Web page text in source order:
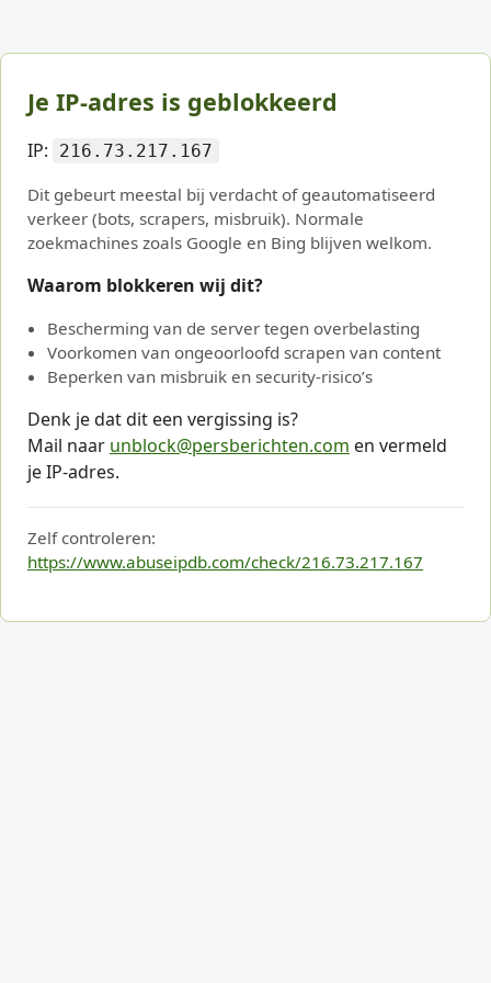
Je IP-adres is geblokkeerd
IP: 216.73.217.167
Dit gebeurt meestal bij verdacht of geautomatiseerd
verkeer (bots, scrapers, misbruik). Normale
zoekmachines zoals Google en Bing blijven welkom.
Waarom blokkeren wij dit?
Bescherming van de server tegen overbelasting
Voorkomen van ongeoorloofd scrapen van content
Beperken van misbruik en security-risico’s
Denk je dat dit een vergissing is?
Mail naar unblock@persberichten.com en vermeld
je IP-adres.
Zelf controleren:
https://www.abuseipdb.com/check/216.73.217.167